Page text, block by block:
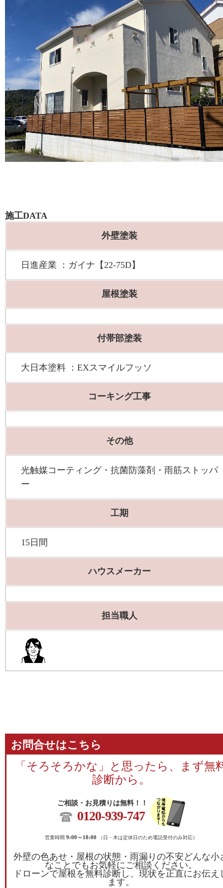
施工DATA
外壁塗装
日進産業 ：ガイナ【22-75D】
屋根塗装
付帯部塗装
大日本塗料 ：EXスマイルフッソ
コーキング工事
その他
光触媒コーティング・抗菌防藻剤・雨筋ストッパ
ー
工期
15日間
ハウスメーカー
担当職人
お問合せはこちら
「そろそろかな」と思ったら、まず無
診断から。
ご相談・お見積りは無料！！
0120-939-747
営業時間 9:00～18:00 （日・木は定休日のため電話受付のみ対応）
外壁の色あせ・屋根の状態・雨漏りの不安どんな小
なことでもお気軽にご相談ください。
ドローンで屋根を無料診断し、現状を正直にお伝え
ます。